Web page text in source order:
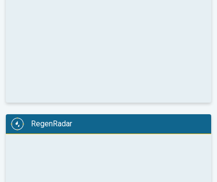
RegenRadar